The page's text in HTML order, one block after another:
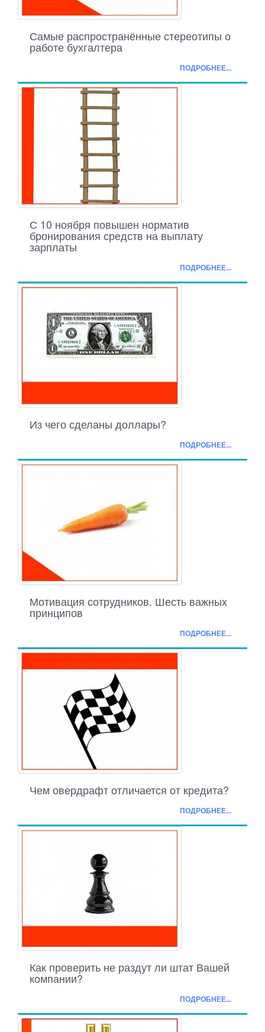
Самые распространённые стереотипы о
работе бухгалтера
ПОДРОБНЕЕ...
С 10 ноября повышен норматив
бронирования средств на выплату
зарплаты
ПОДРОБНЕЕ...
Из чего сделаны доллары?
ПОДРОБНЕЕ...
Мотивация сотрудников. Шесть важных
принципов
ПОДРОБНЕЕ...
Чем овердрафт отличается от кредита?
ПОДРОБНЕЕ...
Как проверить не раздут ли штат Вашей
компании?
ПОДРОБНЕЕ...